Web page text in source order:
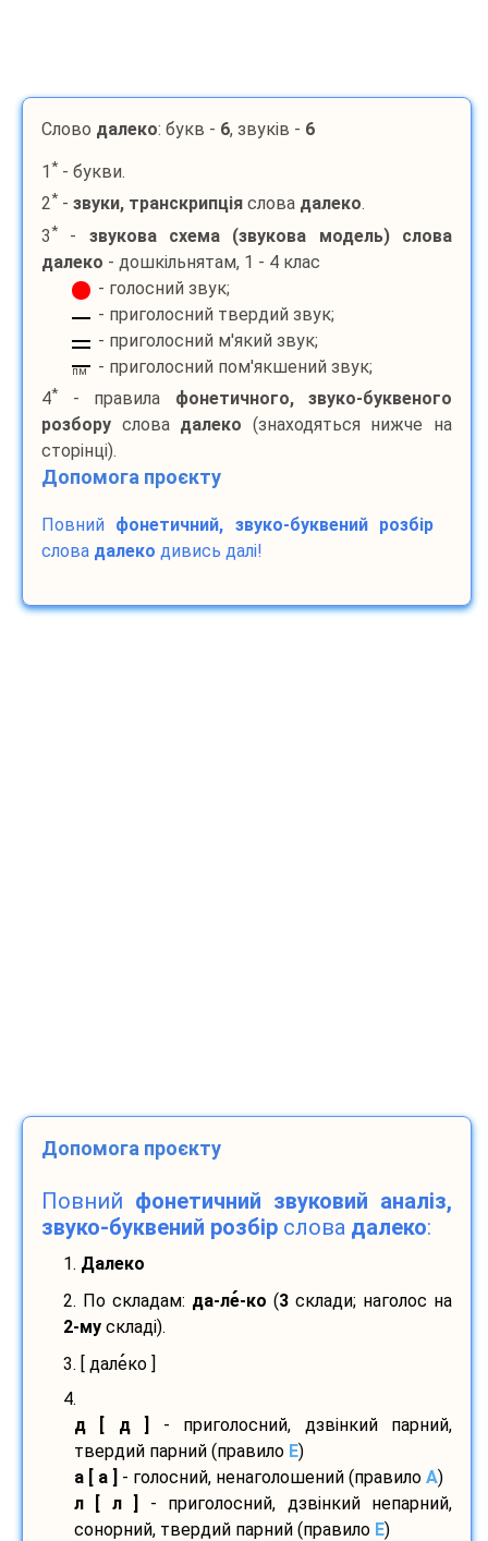
Слово далеко: букв - 6, звуків - 6
1 * - букви.
2* - звуки, транскрипція слова далеко.
3* - звукова схема (звукова модель) слова
далеко - дошкільнятам, 1 - 4 клас
- голосний звук;
- приголосний твердий звук;
- приголосний м'який звук;
пм
- приголосний пом'якшений звук;
4* - правила фонетичного, звуко-буквеного
розбору слова далеко (знаходяться нижче на
сторінці).
Допомога проєкту
Повний фонетичний, звуко-буквений розбір
слова далеко дивись далі!
Допомога проєкту
Повний фонетичний звуковий аналіз,
звуко-буквений розбір слова далеко:
1. Далеко
2. По складам: да-ле-ко (3 склади; наголос на
2-му складі).
3. [ далеко ]
4.
д [ д ]
- приголосний, дзвінкий парний,
твердий парний (правило E)
а [ а ]
- голосний, ненаголошений (правило A)
л [ л ]
- приголосний, дзвінкий непарний,
сонорний, твердий парний (правило E)